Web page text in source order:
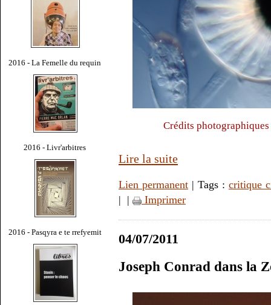
2016 - La Femelle du requin
2016 - Livr'arbitres
2016 - Pasqyra e te rrefyemit
Crédits
Lire la suite
Lien permanent | Tags : critique
| | Imprimer
04/07/2011
Joseph Conrad dans la